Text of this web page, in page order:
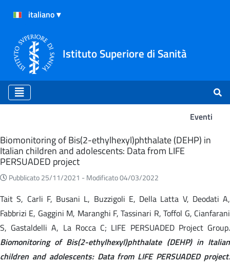
Istituto Superiore di Sanità
Eventi
Eventi
Biomonitoring of Bis(2-ethylhexyl)phthalate (DEHP) in
Italian children and adolescents: Data from LIFE
PERSUADED project
Pubblicato 25/11/2021 - Modificato 04/03/2022
Tait S, Carli F, Busani L, Buzzigoli E, Della Latta V, Deodati A,
Fabbrizi E, Gaggini M, Maranghi F, Tassinari R, Toffol G, Cianfarani
S, Gastaldelli A, La Rocca C; LIFE PERSUADED Project Group.
Biomonitoring of Bis(2-ethylhexyl)phthalate (DEHP) in Italian
children and adolescents: Data from LIFE PERSUADED project.